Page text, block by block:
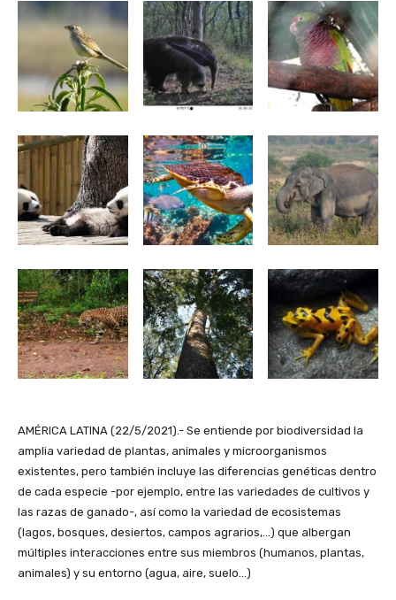
AMÉRICA LATINA (22/5/2021).- Se entiende por biodiversidad la
amplia variedad de plantas, animales y microorganismos
existentes, pero también incluye las diferencias genéticas dentro
de cada especie -por ejemplo, entre las variedades de cultivos y
las razas de ganado-, así como la variedad de ecosistemas
(lagos, bosques, desiertos, campos agrarios,…) que albergan
múltiples interacciones entre sus miembros (humanos, plantas,
animales) y su entorno (agua, aire, suelo…)